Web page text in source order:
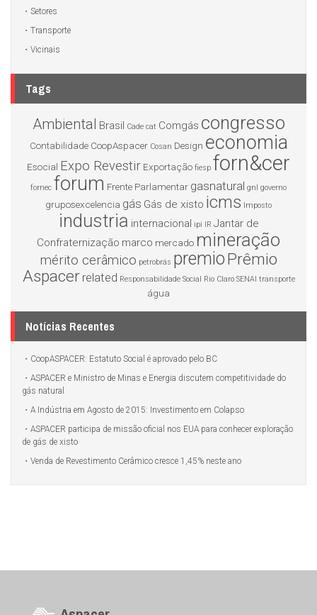
Setores
Transporte
Vicinais
Tags
Ambiental Brasil Cade cat Comgás congresso
Contabilidade CoopAspacer Cosan Design economia
Esocial Expo Revestir Exportação fiesp forn&cer
fornec forum Frente Parlamentar gasnatural gnl governo
gruposexcelencia gás Gás de xisto icms Imposto
industria internacional ipi IR Jantar de
Confraternização marco mercado mineração
mérito cerâmico petrobrás premioPrêmio
Aspacer related Responsabilidade Social Rio Claro SENAI transporte
água
Notícias Recentes
CoopASPACER: Estatuto Social é aprovado pelo BC
ASPACER e Ministro de Minas e Energia discutem competitividade do
gás natural
A Indústria em Agosto de 2015: Investimento em Colapso
ASPACER participa de missão oficial nos EUA para conhecer exploração
de gás de xisto
Venda de Revestimento Cerâmico cresce 1,45% neste ano